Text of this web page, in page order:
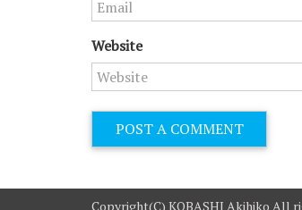
Website
Copyright(C) KOBASHI Akihiko All